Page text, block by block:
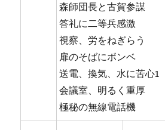
森師団長と古賀参謀
答礼に二等兵感激
視察、労をねぎらう
扉のそばにボンベ
送電、換気、水に苦心1
会議室、明るく重厚
極秘の無線電話機